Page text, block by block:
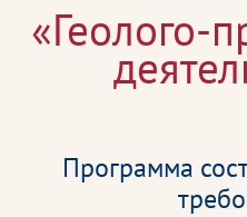
«Геолого-
Программа